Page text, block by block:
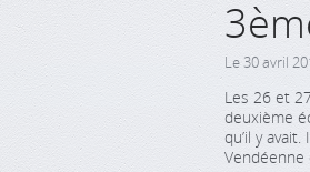
Le30 avril
Les 26 et
deuxième
qu’il y
Vendéenne